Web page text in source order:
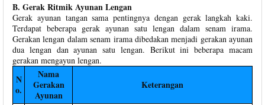
B. Gerak Ritmik Ayunan Lengan
Gerak ayunan tangan sama pentingnya dengan gerak langkah kaki.
Terdapat beberapa gerak ayunan satu lengan dalam senam irama.
Gerakan lengan dalam senam irama dibedakan menjadi gerakan ayunan
dua lengan dan ayunan satu lengan. Berikut ini beberapa macam
gerakan mengayun lengan.
N
o.
Nama
Gerakan
Ayunan
Keterangan